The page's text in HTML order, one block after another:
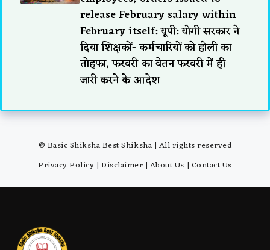
release February salary within
February itself: यूपी: योगी सरकार ने
दिया शिक्षकों- कर्मचारियों को होली का
तोहफा, फरवरी का वेतन फरवरी में ही
जारी करने के आदेश
© Basic Shiksha Best Shiksha | All rights reserved
Privacy Policy |Disclaimer | About Us | Contact Us